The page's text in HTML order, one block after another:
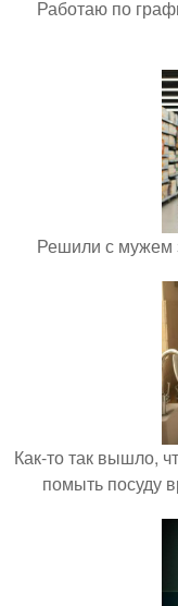
Работаю по
Решили с мужем
Как-то так вышло,
помыть посуду